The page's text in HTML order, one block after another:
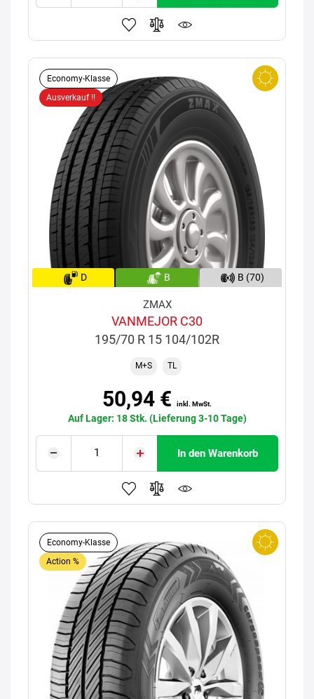
Economy-Klasse
Ausverkauf !!
D B B (70)
ZMAX
VANMEJOR C30
195/70 R 15 104/102R
M+S TL
50,94 € inkl. MwSt.
Auf Lager: 18 Stk. (Lieferung 3-10 Tage)
In den Warenkorb
Economy-Klasse
Action %